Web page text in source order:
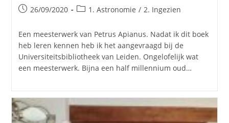
Bericht
op:
26/09/2020 Berichtcategorie:
1. Astronomie / 2. Ingezien
Een meesterwerk van Petrus Apianus. Nadat ik dit boek
heb leren kennen heb ik het aangevraagd bij de
Universiteitsbibliotheek van Leiden. Ongelofelijk wat
een meesterwerk. Bijna een half millennium oud…